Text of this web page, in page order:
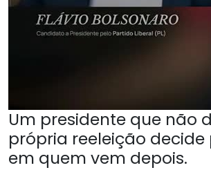
Um presidente que não
própria reeleição
em quem vem depois.